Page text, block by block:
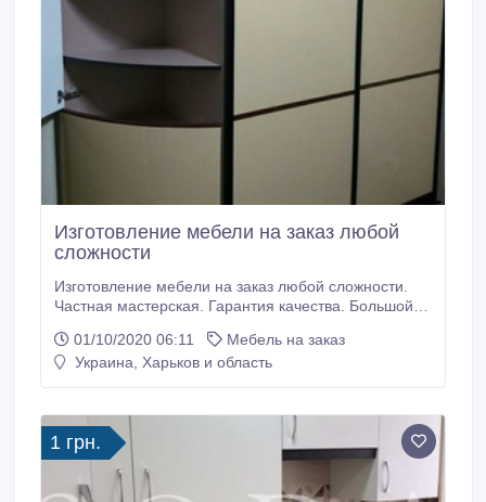
Изготовление мебели на заказ любой
сложности
Изготовление мебели на заказ любой сложности.
Частная мастерская. Гарантия качества. Большой
Детские. Офисная. Торговая и другая мебель.
Выезд замер бесплатно. Скидки. Индивидуальный
01/10/2020 06:11
Мебель на заказ
Украина, Харьков и область
1 грн.